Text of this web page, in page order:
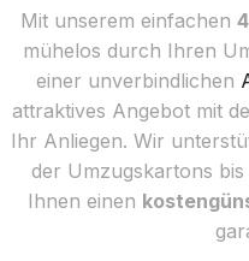
Mit unserem einfachen
mühelos durch Ihren
einer unverbindlichen
attraktives Angebot mit
Ihr Anliegen. Wir
der Umzugskartons
Ihnen einen